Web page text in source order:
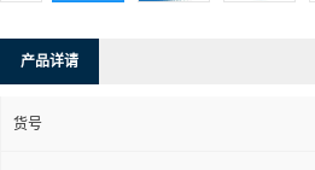
产品详请
货号